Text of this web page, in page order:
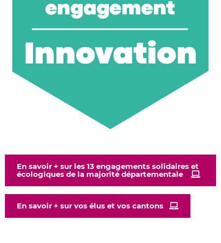
En savoir + sur les 13 engagements solidaires et
écologiques de la majorité départementale
En savoir + sur vos élus et vos cantons